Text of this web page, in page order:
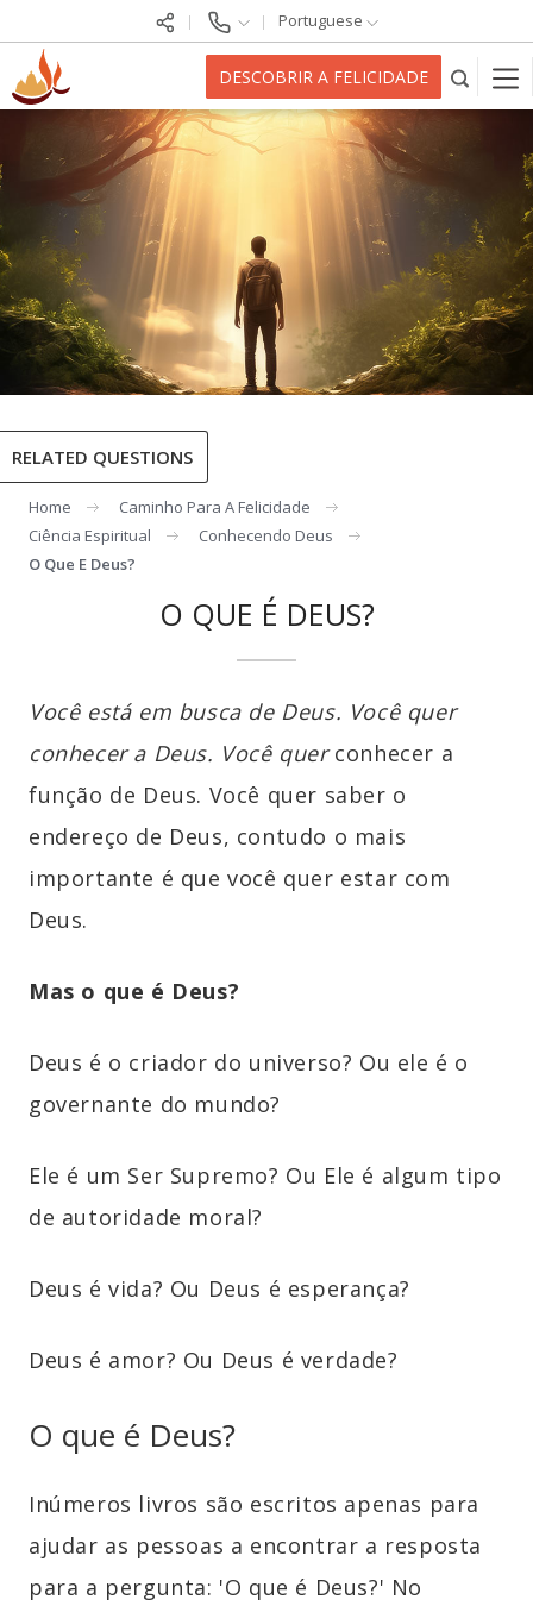
Portuguese
DESCOBRIR A FELICIDADE
RELATED QUESTIONS
Home
Caminho Para A Felicidade
Ciência Espiritual
Conhecendo Deus
O Que E Deus?
O QUE É DEUS?
Você está em busca de Deus. Você quer
conhecer a Deus. Você querconhecer a
função de Deus. Você quer saber o
endereço de Deus, contudo o mais
importante é que você quer estar com
Deus.
Mas o que é Deus?
Deus é o criador do universo? Ou ele é o
governante do mundo?
Ele é um Ser Supremo? Ou Ele é algum tipo
de autoridade moral?
Deus é vida? Ou Deus é esperança?
Deus é amor? Ou Deus é verdade?
O que é Deus?
Inúmeros livros são escritos apenas para
ajudar as pessoas a encontrar a resposta
para a pergunta: 'O que é Deus?' No